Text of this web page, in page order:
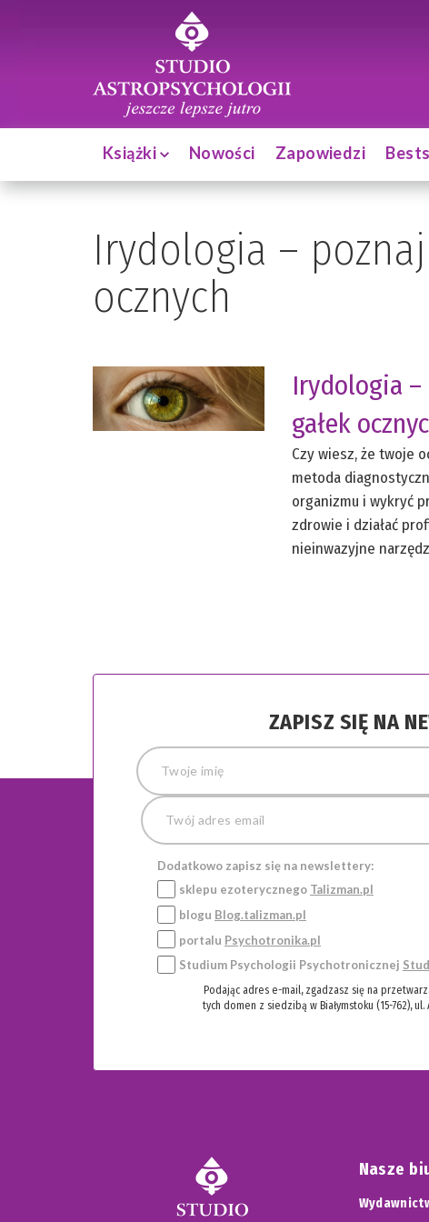
Książki Nowości Zapowiedzi
Irydologia –
ocznych
Irydologia
gałek
Czy wiesz, że twoje
metoda
organizmu i wykryć
zdrowie i działać
nieinwazyjne
ZAPISZ SIĘ NA
Dodatkowo zapisz się na newslettery:
sklepu ezoterycznego Talizman.pl
blogu Blog.talizman.pl
portalu Psychotronika.pl
Studium Psychologii Psychotronicznej
Podając adres e-mail, zgadzasz się na
tych domen z siedzibą w Białymstoku (15-762),
Nasze